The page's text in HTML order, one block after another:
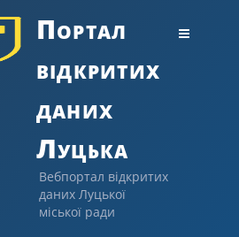
Портал
відкритих
даних
Луцька
Вебпортал відкритих
даних Луцької
міської ради